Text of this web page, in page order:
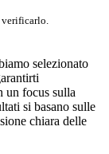
selezionato
un focus sulla
si basano sulle
chiara delle